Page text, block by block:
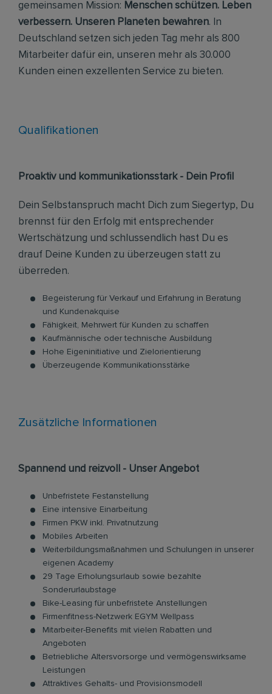
gemeinsamen Mission: Menschen schützen. Leben
verbessern. Unseren Planeten bewahren. In
Deutschland setzen sich jeden Tag mehr als 800
Mitarbeiter dafür ein, unseren mehr als 30.000
Kunden einen exzellenten Service zu bieten.
Qualifikationen
Proaktiv und kommunikationsstark - Dein Profil
Dein Selbstanspruch macht Dich zum Siegertyp, Du
brennst für den Erfolg mit entsprechender
Wertschätzung und schlussendlich hast Du es
drauf Deine Kunden zu überzeugen statt zu
überreden.
Begeisterung für Verkauf und Erfahrung in Beratung
und Kundenakquise
Fähigkeit, Mehrwert für Kunden zu schaffen
Kaufmännische oder technische Ausbildung
Hohe Eigeninitiative und Zielorientierung
Überzeugende Kommunikationsstärke
Zusätzliche Informationen
Spannend und reizvoll - Unser Angebot
Unbefristete Festanstellung
Eine intensive Einarbeitung
Firmen PKW inkl. Privatnutzung
Mobiles Arbeiten
Weiterbildungsmaßnahmen und Schulungen in unserer
eigenen Academy
29 Tage Erholungsurlaub sowie bezahlte
Sonderurlaubstage
Bike-Leasing für unbefristete Anstellungen
Firmenfitness-Netzwerk EGYM Wellpass
Mitarbeiter-Benefits mit vielen Rabatten und
Angeboten
Betriebliche Altersvorsorge und vermögenswirksame
Leistungen
Attraktives Gehalts- und Provisionsmodell